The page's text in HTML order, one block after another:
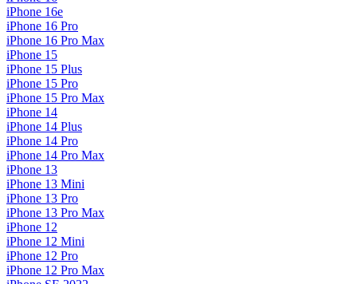
iPhone 16e
iPhone 16 Pro
iPhone 16 Pro Max
iPhone 15
iPhone 15 Plus
iPhone 15 Pro
iPhone 15 Pro Max
iPhone 14
iPhone 14 Plus
iPhone 14 Pro
iPhone 14 Pro Max
iPhone 13
iPhone 13 Mini
iPhone 13 Pro
iPhone 13 Pro Max
iPhone 12
iPhone 12 Mini
iPhone 12 Pro
iPhone 12 Pro Max